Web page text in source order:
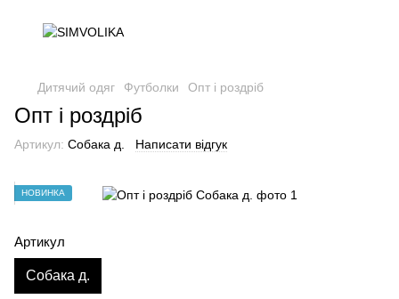
Дитячий одяг Футболки Опт і роздріб
Опт і роздріб
Артикул: Собака д. Написати відгук
НОВИНКА
Артикул
Собака д.